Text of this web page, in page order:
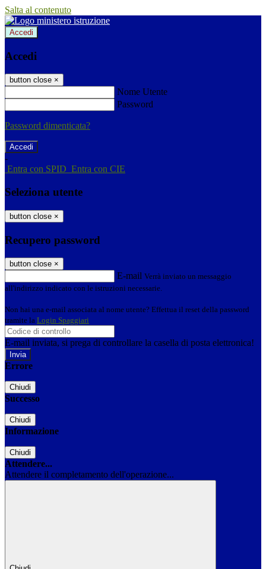
Salta al contenuto
Accedi
Accedi
button close ×
Nome Utente
Password
Password dimenticata?
-
Entra con SPID Entra con CIE
Seleziona utente
button close ×
Recupero password
button close ×
E-mail Verrà inviato un messaggio
all'indirizzo indicato con le istruzioni necessarie.
Non hai una e-mail associata al nome utente? Effettua il reset della password
tramite la Login Spaggiari
E-mail inviata, si prega di controllare la casella di posta elettronica!
Errore
Chiudi
Successo
Chiudi
Informazione
Chiudi
Attendere...
Attendere il completamento dell'operazione...